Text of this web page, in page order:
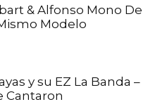
& Alfonso Mono De
Modelo
y su EZ La Banda –
Cantaron